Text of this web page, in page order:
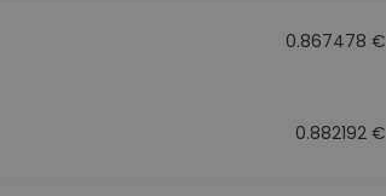
0.867478 €
0.882192 €